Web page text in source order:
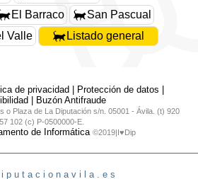
El Barraco
San Pascual
Valle
Listado general
de privacidad| Protección de datos |
| Buzón Antifraude
o Plaza de La Diputación s/n. 05001 - Ávila. (t) 920
102 (c) P-0500000-E.
de Informática ©2019|I♥Dip